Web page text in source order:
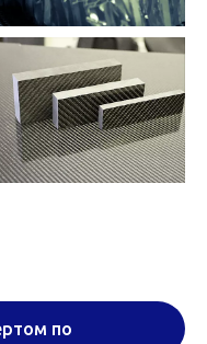
по